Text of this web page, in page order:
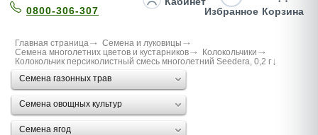
0800-306-307 Избранное Корзина
Главная страница
Семена и луковицы
Семена многолетних цветов и кустарников
Колокольчики
Колокольчик персиколистный смесь многолетний Seedera, 0,2 г
Семена газонных трав
Семена овощных культур
Семена ягод